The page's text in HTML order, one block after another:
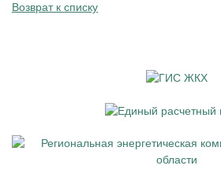
Возврат к списку